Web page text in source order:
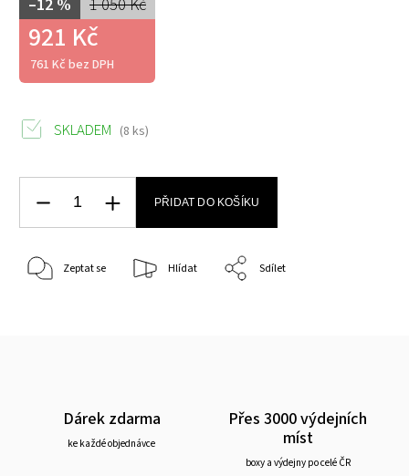
921 Kč
761 Kč bez DPH
SKLADEM (8 ks)
PŘIDAT DO KOŠÍKU
Zeptat se Hlídat Sdílet
Dárek zdarma
ke každé objednávce
Přes 3000 výdejních
míst
boxy a výdejny po celé ČR